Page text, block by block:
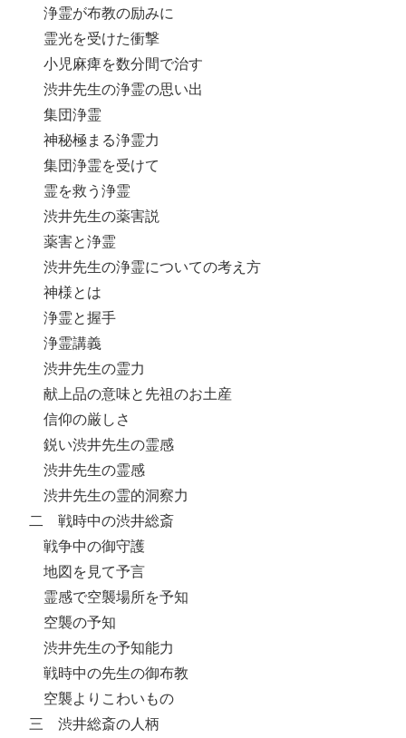
浄霊が布教の励みに
霊光を受けた衝撃
小児麻痺を数分間で治す
渋井先生の浄霊の思い出
集団浄霊
神秘極まる浄霊力
集団浄霊を受けて
霊を救う浄霊
渋井先生の薬害説
薬害と浄霊
渋井先生の浄霊についての考え方
神様とは
浄霊と握手
浄霊講義
渋井先生の霊力
献上品の意味と先祖のお土産
信仰の厳しさ
鋭い渋井先生の霊感
渋井先生の霊感
渋井先生の霊的洞察力
二 戦時中の渋井総斎
戦争中の御守護
地図を見て予言
霊感で空襲場所を予知
空襲の予知
渋井先生の予知能力
戦時中の先生の御布教
空襲よりこわいもの
三 渋井総斎の人柄